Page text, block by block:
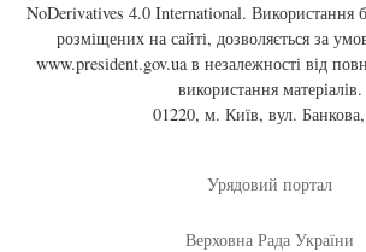
NoDerivatives 4.0 International. Використання
розміщених на сайті, дозволяється за
www.president.gov.uaв незалежності від
використання матеріалів.
01220, м. Київ, вул.
Урядовий портал
Верховна Рада України